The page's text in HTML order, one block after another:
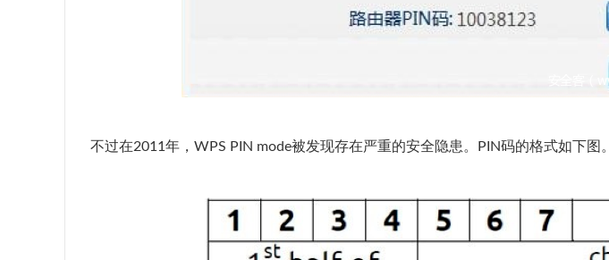
不过在2011年，WPS PIN mode被发现存在严重的安全隐患。PIN码的格式如下图。